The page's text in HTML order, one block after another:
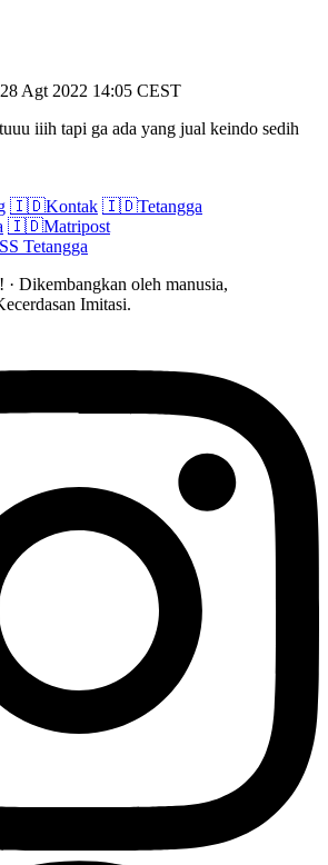
Agt 2022 14:05 CEST
iiih tapi ga ada yang jual keindo sedih
🇮🇩Kontak 🇮🇩Tetangga
🇮🇩Matripost
Tetangga
Dikembangkan oleh manusia,
Imitasi.